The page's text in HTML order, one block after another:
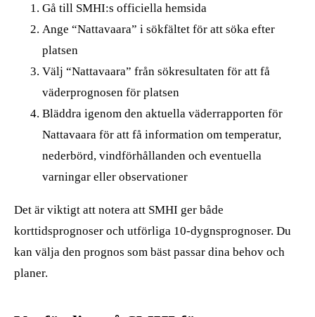
Gå till SMHI:s officiella hemsida
Ange “Nattavaara” i sökfältet för att söka efter
platsen
Välj “Nattavaara” från sökresultaten för att få
väderprognosen för platsen
Bläddra igenom den aktuella väderrapporten för
Nattavaara för att få information om temperatur,
nederbörd, vindförhållanden och eventuella
varningar eller observationer
Det är viktigt att notera att SMHI ger både
korttidsprognoser och utförliga 10-dygnsprognoser. Du
kan välja den prognos som bäst passar dina behov och
planer.